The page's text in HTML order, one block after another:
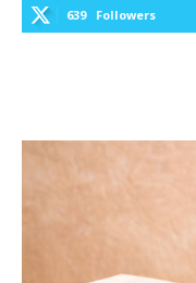
639 Followers